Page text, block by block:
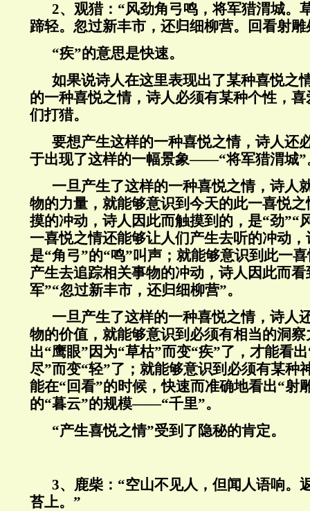
2、观猎：“风劲角弓鸣，将军猎渭城。
蹄轻。忽过新丰市，还归细柳营。回看射
“疾”的意思是快速。
如果说诗人在这里表现出了某种喜悦之
的一种喜悦之情，诗人必须有某种个性，
们打猎。
要想产生这样的一种喜悦之情，诗人还
于出现了这样的一幅景象——“将军猎渭城”
一旦产生了这样的一种喜悦之情，诗人
物的力量，就能够意识到今天的此一喜悦
摸的冲动，诗人因此而触摸到的，是“劲”“
一喜悦之情还能够让人们产生去听的冲动
是“角弓”的“鸣”叫声；就能够意识到此一
产生去追踪相关事物的冲动，诗人因此而
军”“忽过新丰市，还归细柳营”。
一旦产生了这样的一种喜悦之情，诗人
物的价值，就能够意识到必须有相当的洞
出“鹰眼”因为“草枯”而变“疾”了，才能看
尽”而变“轻”了；就能够意识到必须有某种
能在“回看”的时候，快速而准确地看出“射
的“暮云”的规模——“千里”。
“产生喜悦之情”受到了隐秘的肯定。
3、鹿柴：“空山不见人，但闻人语响。
苔上。”